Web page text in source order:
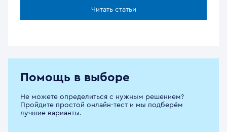
Читать статьи
Помощь в выборе
Не можете определиться с нужным решением?
Пройдите простой онлайн-тест и мы подберём
лучшие варианты.